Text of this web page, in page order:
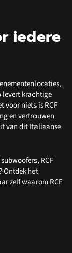
iedere
levert krachtige
voor niets is RCF
en vertrouwen
van dit Italiaanse
RCF
Ontdek het
zelf waarom RCF